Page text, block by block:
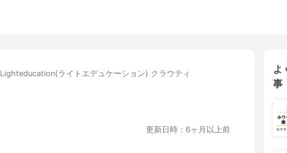
Lighteducation(ライトエデュケーション) クラウティ
更新日時：6ヶ月以上前
よ
事